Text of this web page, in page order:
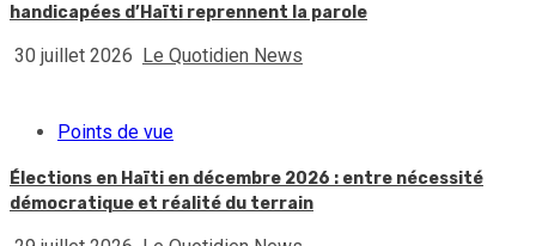
handicapées d’Haïti reprennent la parole
30 juillet 2026 Le Quotidien News
Points de vue
Élections en Haïti en décembre 2026 : entre nécessité
démocratique et réalité du terrain